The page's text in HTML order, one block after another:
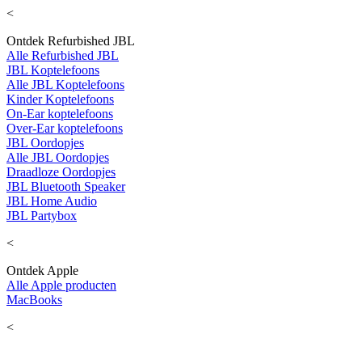
<
Ontdek Refurbished JBL
Alle Refurbished JBL
JBL Koptelefoons
Alle JBL Koptelefoons
Kinder Koptelefoons
On-Ear koptelefoons
Over-Ear koptelefoons
JBL Oordopjes
Alle JBL Oordopjes
Draadloze Oordopjes
JBL Bluetooth Speaker
JBL Home Audio
JBL Partybox
<
Ontdek Apple
Alle Apple producten
MacBooks
<